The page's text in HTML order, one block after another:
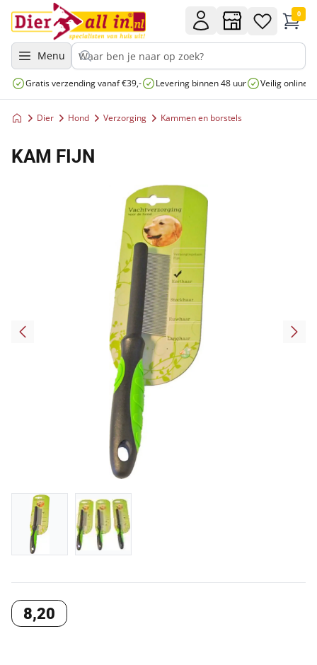
Menu
0
Gratis verzending vanaf €39,- Levering binnen 48 uur Veilig online
Dier Hond Verzorging Kammen en borstels
KAM FIJN
8,20